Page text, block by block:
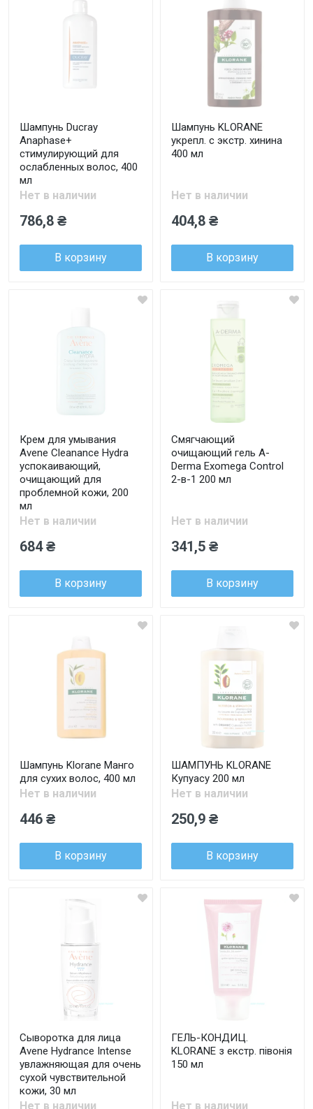
Шампунь Ducray
Anaphase+
стимулирующий для
ослабленных волос, 400
мл
Нет в наличии
786,8 ₴
В корзину
Шампунь KLORANE
укрепл. с экстр. хинина
400 мл
Нет в наличии
404,8 ₴
В корзину
Крем для умывания
Avene Cleanance Hydra
успокаивающий,
очищающий для
проблемной кожи, 200
мл
Нет в наличии
684 ₴
В корзину
Смягчающий
очищающий гель A-
Derma Exomega Control
2-в-1 200 мл
Нет в наличии
341,5 ₴
В корзину
Шампунь Klorane Манго
для сухих волос, 400 мл
Нет в наличии
446 ₴
В корзину
ШАМПУНЬ KLORANE
Купуасу 200 мл
Нет в наличии
250,9 ₴
В корзину
Сыворотка для лица
Avene Hydrance Intense
увлажняющая для очень
сухой чувствительной
кожи, 30 мл
Нет в наличии
ГЕЛЬ-КОНДИЦ.
KLORANE з екстр. півонія
150 мл
Нет в наличии